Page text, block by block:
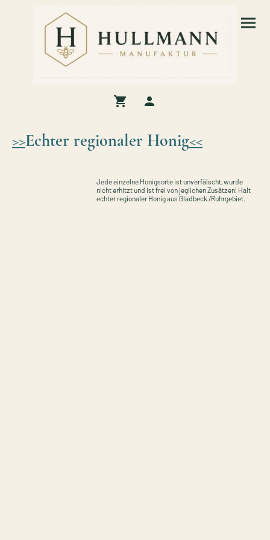
>>Echter regionaler Honig<<
Jede einzelne Honigsorte ist unverfälscht, wurde
nicht erhitzt und ist frei von jeglichen Zusätzen! Halt
echter regionaler Honig aus Gladbeck /Ruhrgebiet.